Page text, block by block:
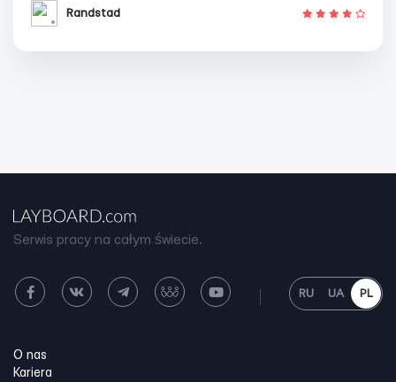
Randstad
Serwis pracy na całym świecie.
RU UA PL
O nas
Kariera